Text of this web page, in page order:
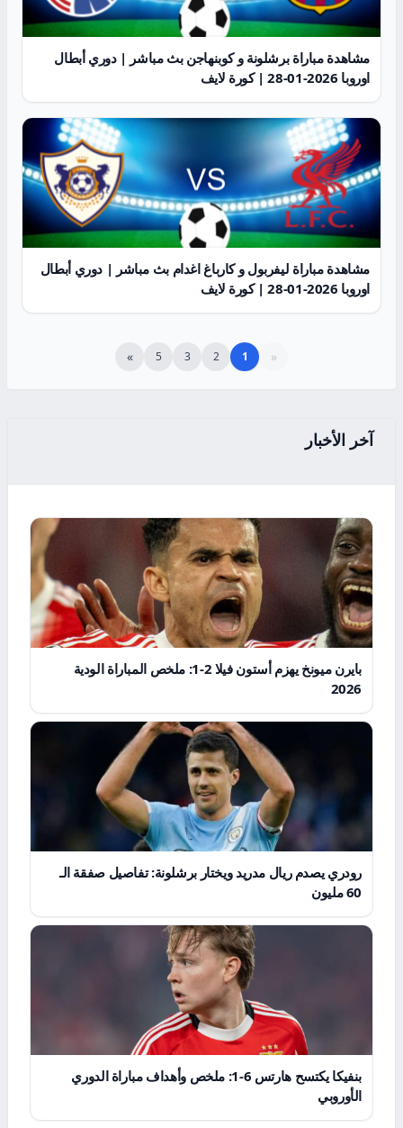
مشاهدة مباراة برشلونة و كوبنهاجن بث مباشر | دوري أبطال
اوروبا 2026-01-28 | كورة لايف
مشاهدة مباراة ليفربول و كارباغ اغدام بث مباشر | دوري أبطال
اوروبا 2026-01-28 | كورة لايف
«
1
2
3
5
»
آخر الأخبار
بايرن ميونخ يهزم أستون فيلا 2-1: ملخص المباراة الودية
2026
رودري يصدم ريال مدريد ويختار برشلونة: تفاصيل صفقة الـ
60 مليون
بنفيكا يكتسح هارتس 6-1: ملخص وأهداف مباراة الدوري
الأوروبي